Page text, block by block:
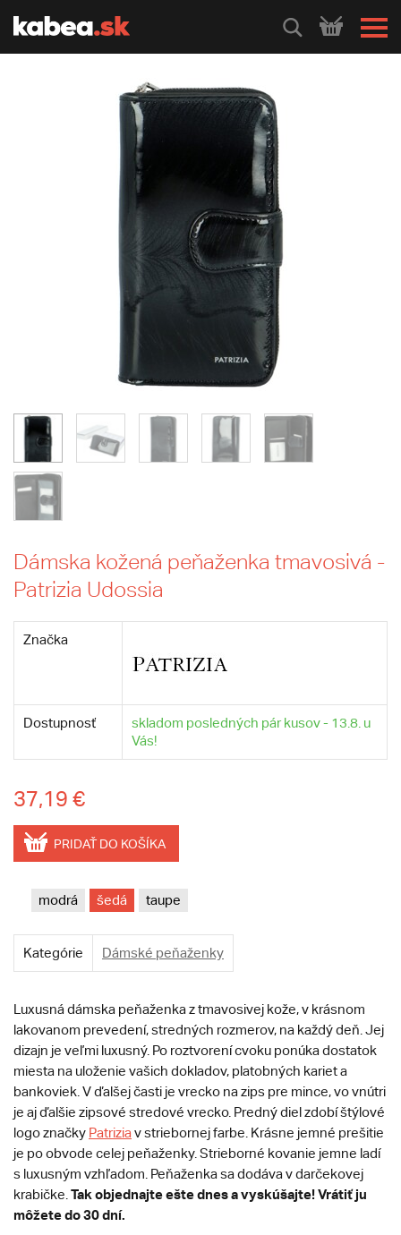
HLEDEJ
Dámska kožená peňaženka tmavosivá -
Patrizia Udossia
Značka
Dostupnosť
skladom posledných pár kusov - 13.8. u
Vás!
37,19 €
PRIDAŤ DO KOŠÍKA
modrá šedá taupe
Kategórie Dámské peňaženky
Luxusná dámska peňaženka z tmavosivej kože, v krásnom
lakovanom prevedení, stredných rozmerov, na každý deň. Jej
dizajn je veľmi luxusný. Po roztvorení cvoku ponúka dostatok
miesta na uloženie vašich dokladov, platobných kariet a
bankoviek. V ďalšej časti je vrecko na zips pre mince, vo vnútri
je aj ďalšie zipsové stredové vrecko. Predný diel zdobí štýlové
logo značky Patrizia v striebornej farbe. Krásne jemné prešitie
je po obvode celej peňaženky. Strieborné kovanie jemne ladí
s luxusným vzhľadom. Peňaženka sa dodáva v darčekovej
krabičke. Tak objednajte ešte dnes a vyskúšajte! Vrátiť ju
môžete do 30 dní.